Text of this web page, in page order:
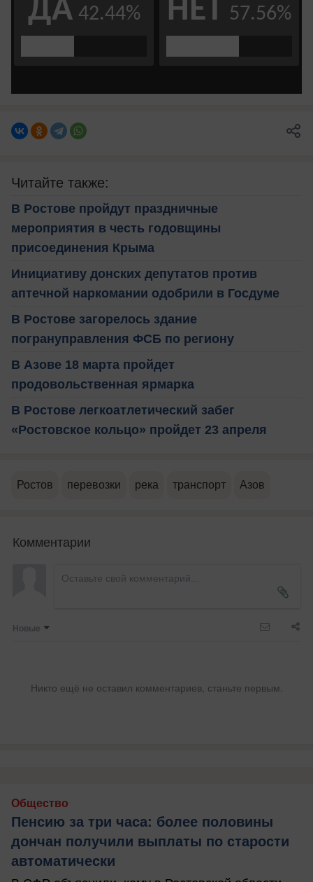
Читайте также:
В Ростове пройдут праздничные
мероприятия в честь годовщины
присоединения Крыма
Инициативу донских депутатов против
аптечной наркомании одобрили в Госдуме
В Ростове загорелось здание
погрануправления ФСБ по региону
В Азове 18 марта пройдет
продовольственная ярмарка
В Ростове легкоатлетический забег
«Ростовское кольцо» пройдет 23 апреля
Ростов перевозки река транспорт Азов
Комментарии
Новые
Никто ещё не оставил комментариев, станьте первым.
Общество
Пенсию за три часа: более половины
дончан получили выплаты по старости
автоматически